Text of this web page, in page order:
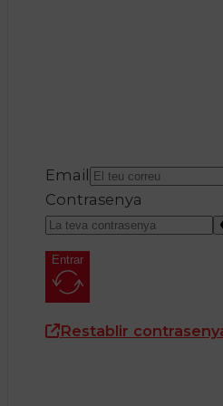
Email
Contrasenya
Entrar
Restablir